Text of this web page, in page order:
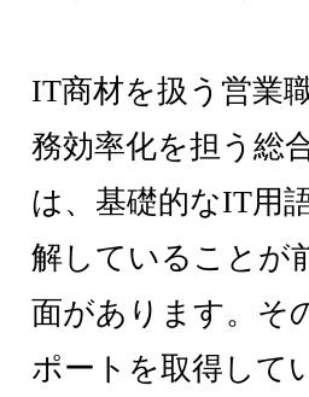
IT商材を扱う営業
務効率化を担う総
は、基礎的なIT用
解していることが
面があります。そ
ポートを取得して